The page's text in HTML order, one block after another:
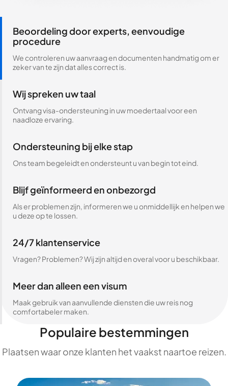
Beoordeling door experts, eenvoudige
procedure
We controleren uw aanvraag en documenten handmatig om er
zeker van te zijn dat alles correct is.
Wij spreken uw taal
Ontvang visa-ondersteuning in uw moedertaal voor een
naadloze ervaring.
Ondersteuning bij elke stap
Ons team begeleidt en ondersteunt u van begin tot eind.
Blijf geïnformeerd en onbezorgd
Als er problemen zijn, informeren we u onmiddellijk en helpen we
u deze op te lossen.
24/7 klantenservice
Vragen? Problemen? Wij zijn altijd en overal voor u beschikbaar.
Meer dan alleen een visum
Maak gebruik van aanvullende diensten die uw reis nog
comfortabeler maken.
Populaire bestemmingen
Plaatsen waar onze klanten het vaakst naartoe reizen.